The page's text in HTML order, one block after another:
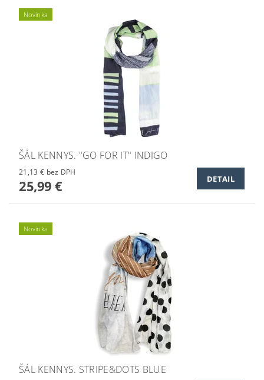
Novinka
ŠÁL KENNYS. "GO FOR IT" INDIGO
21,13 € bez DPH
25,99 € DETAIL
Novinka
ŠÁL KENNYS. STRIPE&DOTS BLUE